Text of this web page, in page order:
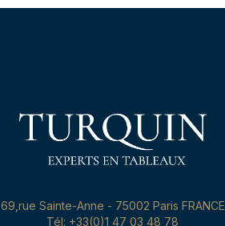
69,rue Sainte-Anne - 75002 Paris FRANCE
Tél: +33(0)1 47 03 48 78